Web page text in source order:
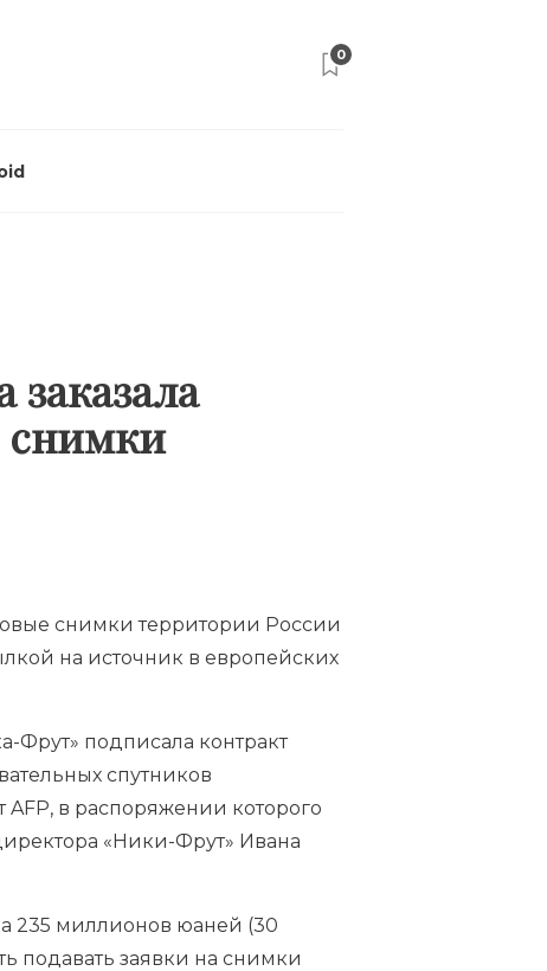
0
снимки
снимки территории России
на источник в европейских
подписала контракт
спутников
в распоряжении которого
«Ники-Фрут» Ивана
235 миллионов юаней (30
подавать заявки на снимки